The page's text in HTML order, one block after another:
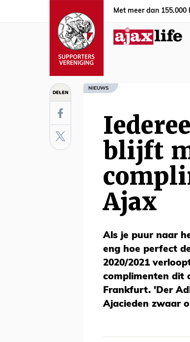
Met meer dan
DELEN NIEUWS
blijft
Ajax
Als je puur naar
eng hoe perfect
2020/2021
complimenten dit
Frankfurt. 'Der
Ajacieden zwaar